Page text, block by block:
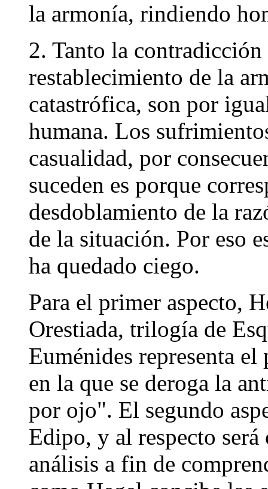
la armonía, rindiendo
2. Tanto la
restablecimiento de la
catastrófica, son por
humana. Los
casualidad, por
suceden es porque
desdoblamiento de la
de la situación. Por eso
ha quedado ciego.
Para el primer aspecto,
Orestiada, trilogía de
Euménides representa
en la que se deroga la
por ojo". El segundo
Edipo, y al respecto
análisis a fin de